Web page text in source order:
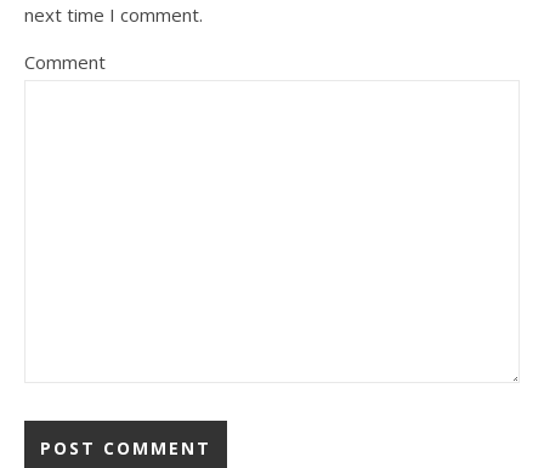
next time I comment.
Comment